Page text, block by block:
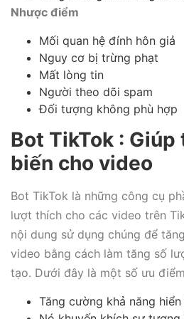
Nhược điểm
Mối quan hệ đính hôn giả
Nguy cơ bị trừng phạt
Mất lòng tin
Người theo dõi spam
Đối tượng không phù hợp
Bot TikTok :
biến cho video
Bot TikTok là những công cụ
lượt thích cho các video trên
nội dung sử dụng chúng để
video bằng cách làm tăng số
tạo. Dưới đây là một số ưu
Tăng cường khả năng hiển